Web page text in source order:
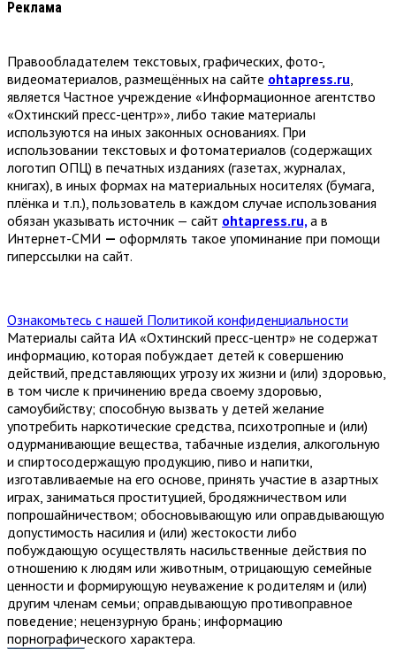
Реклама
Правообладателем текстовых, графических, фото-,
видеоматериалов, размещённых на сайте ohtapress.ru,
является Частное учреждение «Информационное агентство
«Охтинский пресс-центр»», либо такие материалы
используются на иных законных основаниях. При
использовании текстовых и фотоматериалов (содержащих
логотип ОПЦ) в печатных изданиях (газетах, журналах,
книгах), в иных формах на материальных носителях (бумага,
плёнка и т.п.), пользователь в каждом случае использования
обязан указывать источник — сайт ohtapress.ru, а в
Интернет-СМИ — оформлять такое упоминание при помощи
гиперссылки на сайт.
Ознакомьтесь с нашей Политикой конфиденциальности
Материалы сайта ИА «Охтинский пресс-центр» не содержат
информацию, которая побуждает детей к совершению
действий, представляющих угрозу их жизни и (или) здоровью,
в том числе к причинению вреда своему здоровью,
самоубийству; способную вызвать у детей желание
употребить наркотические средства, психотропные и (или)
одурманивающие вещества, табачные изделия, алкогольную
и спиртосодержащую продукцию, пиво и напитки,
изготавливаемые на его основе, принять участие в азартных
играх, заниматься проституцией, бродяжничеством или
попрошайничеством; обосновывающую или оправдывающую
допустимость насилия и (или) жестокости либо
побуждающую осуществлять насильственные действия по
отношению к людям или животным, отрицающую семейные
ценности и формирующую неуважение к родителям и (или)
другим членам семьи; оправдывающую противоправное
поведение; нецензурную брань; информацию
порнографического характера.